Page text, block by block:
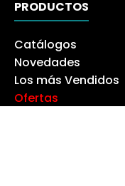
PRODUCTOS
Catálogos
Novedades
Los más Vendidos
Ofertas